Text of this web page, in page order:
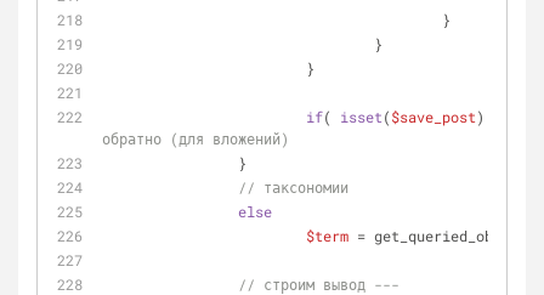
					}
				}
			}
if( isset($save_post) )
обратно (для вложений)
		}
// таксономии
else
$term =
// строим вывод ---